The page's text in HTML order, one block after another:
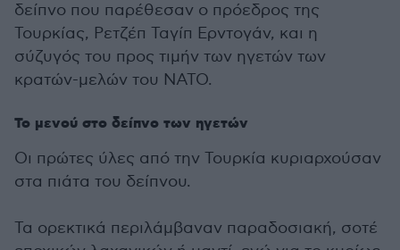
δείπνο που παρέθεσαν ο πρόεδρος της
Τουρκίας, Ρετζέπ Ταγίπ Ερντογάν, και η
σύζυγός του προς τιμήν των ηγετών των
κρατών-μελών του ΝΑΤΟ.
Το μενού στο δείπνο των ηγετών
Οι πρώτες ύλες από την Τουρκία κυριαρχούσαν
στα πιάτα του δείπνου.
Τα ορεκτικά περιλάμβαναν παραδοσιακή, σοτέ